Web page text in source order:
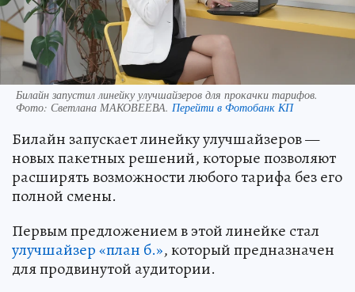
Билайн запустил линейку улучшайзеров для прокачки тарифов.
Фото: Светлана МАКОВЕЕВА. Перейти в Фотобанк КП
Билайн запускает линейку улучшайзеров —
новых пакетных решений, которые позволяют
расширять возможности любого тарифа без его
полной смены.
Первым предложением в этой линейке стал
улучшайзер«план б.», который предназначен
для продвинутой аудитории.